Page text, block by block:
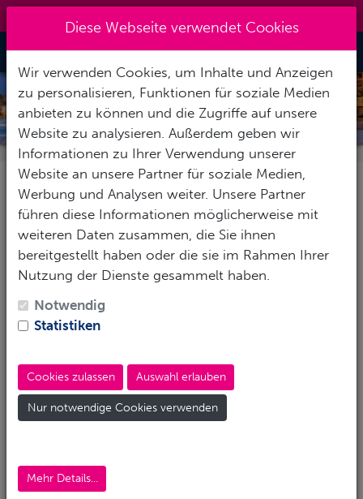
Toggle
FAMILY DAYS IN DEN FERIEN
Tauchen und Familie,
endlich möglich
Viele leidenschaftliche Taucher kennen das Problem:
im Schrank. Niemand möchte die Kleinen einfach
irgendwo abgeben, nur um ein paar Stunden tauchen
Aber jetzt gibt es die Lösung.
In Zusammenarbeit zwischenAction Sport
Taucherlebnis perfekt verbindet.
Diese Webseite verwendet Cookies
Wir verwenden Cookies, um Inhalte und Anzeigen
zu personalisieren, Funktionen für soziale Medien
anbieten zu können und die Zugriffe auf unsere
Website zu analysieren. Außerdem geben wir
Informationen zu Ihrer Verwendung unserer
Website an unsere Partner für soziale Medien,
Werbung und Analysen weiter. Unsere Partner
führen diese Informationen möglicherweise mit
weiteren Daten zusammen, die Sie ihnen
bereitgestellt haben oder die sie im Rahmen Ihrer
Nutzung der Dienste gesammelt haben.
Notwendig
Statistiken
Cookies zulassen Auswahl erlauben
Nur notwendige Cookies verwenden
Mehr Details...